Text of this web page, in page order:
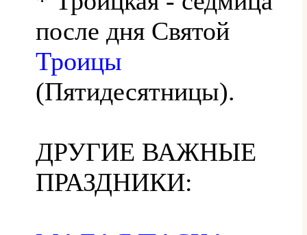
после дня Святой
Троицы
(Пятидесятницы).
ДРУГИЕ ВАЖНЫЕ
ПРАЗДНИКИ: